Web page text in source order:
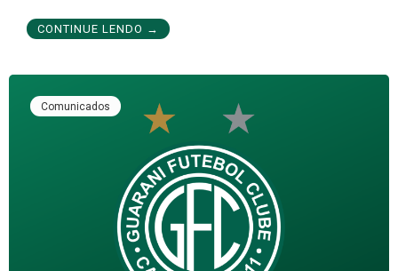
CONTINUE LENDO →
Comunicados